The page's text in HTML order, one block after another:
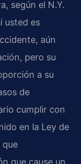
según el N.Y.
usted es
aún
pero su
a su
de
cumplir con
en la Ley de
que